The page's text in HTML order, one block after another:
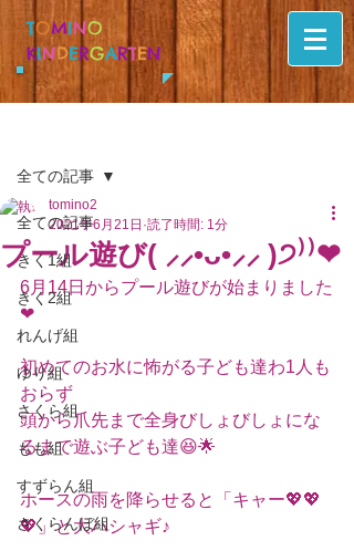
TOMINO
KINDERGARTEN
全ての記事
きく1組
きく2組
れんげ組
ゆり組
さくら組
もも組
すずらん組
さくらんぼ組
全ての記事
プール遊び( ⸝⸝•ᴗ•⸝⸝ )੭⁾⁾❤
tomino2
2021年6月21日 読了時間: 1分
6月14日からプール遊びが始まりました
❤
初めてのお水に怖がる子ども達わ1人も
おらず
頭から爪先まで全身びしょびしょにな
るまで遊ぶ子ども達😆🌟
ホースの雨を降らせると「キャー💖💖
💖」と大ハシャギ♪